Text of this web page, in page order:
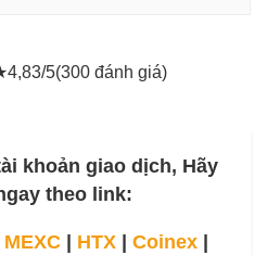
4,83/5(300 đánh giá)
khoản giao dịch, Hãy
theo link:
MEXC HTX Coinex